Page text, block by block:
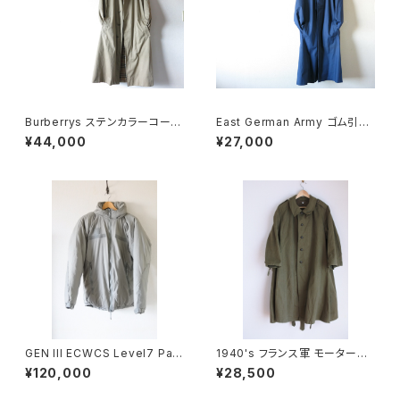
Burberrys ステンカラーコート
36
¥44,000
East German Army ゴム引き
コート
¥27,000
GEN III ECWCS Level7 Park
a XS DEADSTOCK
¥120,000
1940's フランス軍 モーターサ
イクルコート DEADSTOCK
¥28,500